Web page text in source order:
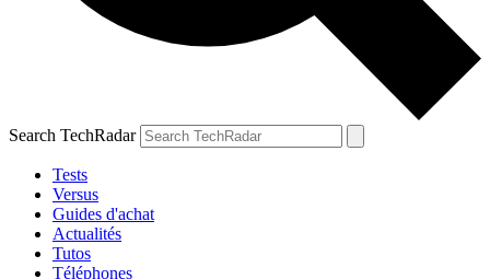
Search TechRadar
Tests
Versus
Guides d'achat
Actualités
Tutos
Téléphones